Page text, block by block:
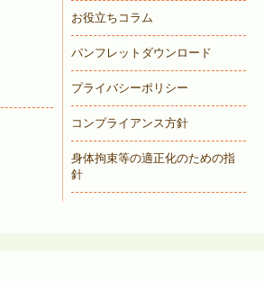
お役立ちコラム
パンフレットダウンロード
プライバシーポリシー
コンプライアンス方針
身体拘束等の適正化のための指
針